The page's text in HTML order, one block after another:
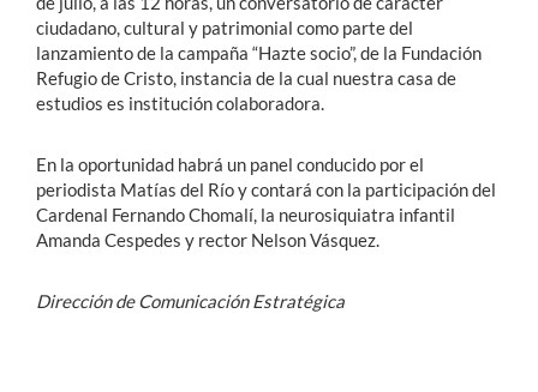
ciudadano, cultural y patrimonial como parte del
lanzamiento de la campaña “Hazte socio”, de la Fundación
Refugio de Cristo, instancia de la cual nuestra casa de
estudios es institución colaboradora.
En la oportunidad habrá un panel conducido por el
periodista Matías del Río y contará con la participación del
Cardenal Fernando Chomalí, la neurosiquiatra infantil
Amanda Cespedes y rector Nelson Vásquez.
Dirección de Comunicación Estratégica